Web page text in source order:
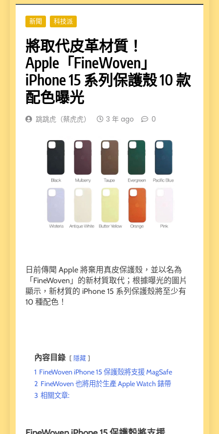
新聞 科技派
將取代皮革材質！
Apple「FineWoven」
iPhone 15 系列保護殼 10 款
配色曝光
跳跳虎（蔡虎虎） 3 年 ago 0
日前傳聞 Apple 將棄用真皮保護殼，並以名為
「FineWoven」的新材質取代；根據曝光的圖片
顯示，新材質的 iPhone 15 系列保護殼將至少有
10 種配色！
內容目錄 隱藏
1 FineWoven iPhone 15 保護殼將支援 MagSafe
2 FineWoven 也將用於生產 Apple Watch 錶帶
3 相關文章: